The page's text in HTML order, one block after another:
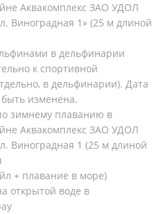
Аквакомплекс ЗАО УДОЛ
Виноградная 1» (25 м длиной
в дельфинарии
к спортивной
в дельфинарии). Дата
изменена.
зимнему плаванию в
Аквакомплекс ЗАО УДОЛ
Виноградная 1 (25 м длиной
+ плавание в море)
открытой воде в